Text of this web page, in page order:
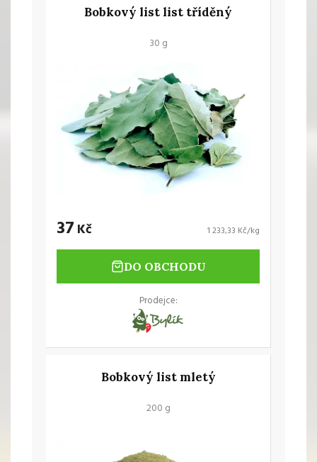
Bobkový list list tříděný
30 g
37Kč 1 233,33 Kč/kg
DO OBCHODU
Prodejce:
Bobkový list mletý
200 g